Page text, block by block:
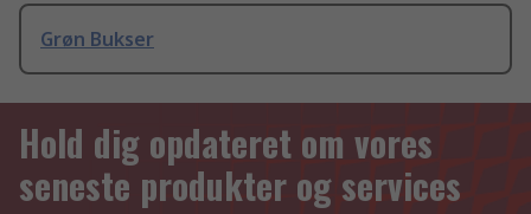
Grøn Bukser
Hold dig opdateret om vores
seneste produkter og services